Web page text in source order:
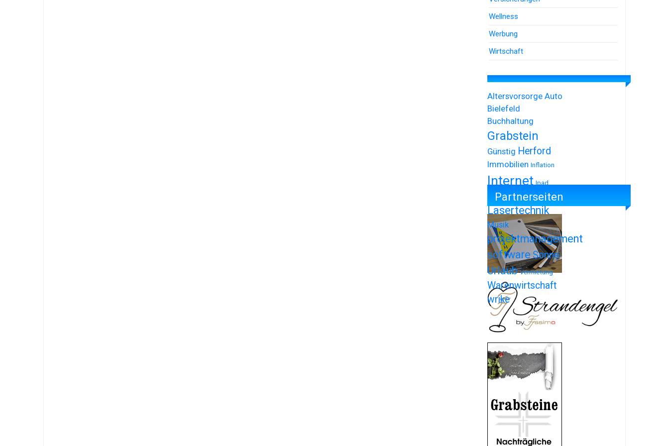
Wellness
Werbung
Wirtschaft
Altersvorsorge Auto
Bielefeld
Buchhaltung
Grabstein
Günstig Herford
Immobilien Inflation
Internet Ipad
Iphone
Lasertechnik
Musik
projektmanagement
softwareSonne
Urlaub Vermietung
Warenwirtschaft
wrike
Partnerseiten